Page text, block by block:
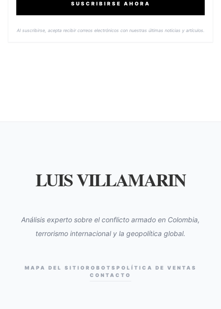
SUSCRIBIRSE AHORA
Al suscribirse, acepta recibir correos electrónicos con nuestras últimas noticias y artículos.
LUIS VILLAMARIN
Análisis experto sobre el conflicto armado en Colombia,
terrorismo internacional y la geopolítica global.
MAPA DEL SITIO ROBOTS POLÍTICA DE VENTAS
CONTACTO